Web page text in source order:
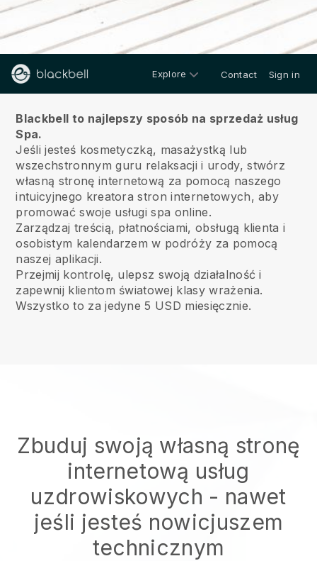
Explore Contact Sign in
Blackbell to najlepszy sposób na sprzedaż usług
Spa.
Jeśli jesteś kosmetyczką, masażystką lub
wszechstronnym guru relaksacji i urody, stwórz
własną stronę internetową za pomocą naszego
intuicyjnego kreatora stron internetowych, aby
promować swoje usługi spa online.
Zarządzaj treścią, płatnościami, obsługą klienta i
osobistym kalendarzem w podróży za pomocą
naszej aplikacji.
Przejmij kontrolę, ulepsz swoją działalność i
zapewnij klientom światowej klasy wrażenia.
Wszystko to za jedyne 5 USD miesięcznie.
Zbuduj swoją własną stronę
internetową usług
uzdrowiskowych - nawet
jeśli jesteś nowicjuszem
technicznym